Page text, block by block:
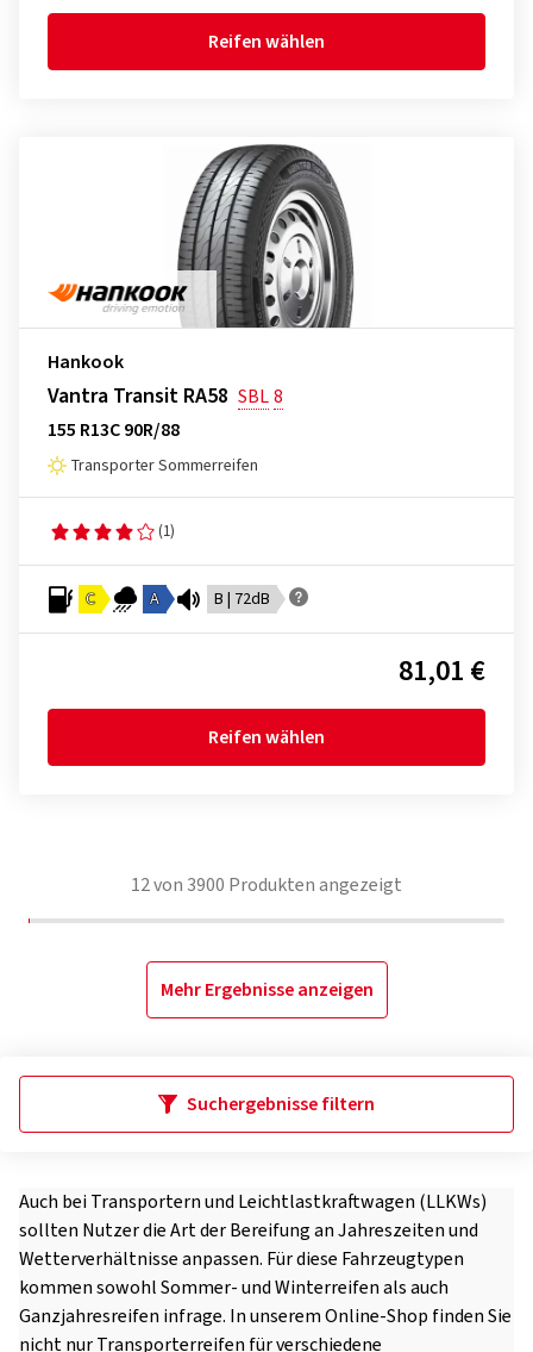
Reifen wählen
Hankook
Vantra Transit RA58 SBL8
155 R13C 90R/88
Transporter Sommerreifen
(1)
C A B | 72dB
81,01 €
Reifen wählen
12von 3900 Produkten angezeigt
Mehr Ergebnisse anzeigen
Suchergebnisse filtern
Auch bei Transportern und Leichtlastkraftwagen (LLKWs)
sollten Nutzer die Art der Bereifung an Jahreszeiten und
Wetterverhältnisse anpassen. Für diese Fahrzeugtypen
kommen sowohl Sommer- und Winterreifen als auch
Ganzjahresreifen infrage. In unserem Online-Shop finden Sie
nicht nur Transporterreifen für verschiedene